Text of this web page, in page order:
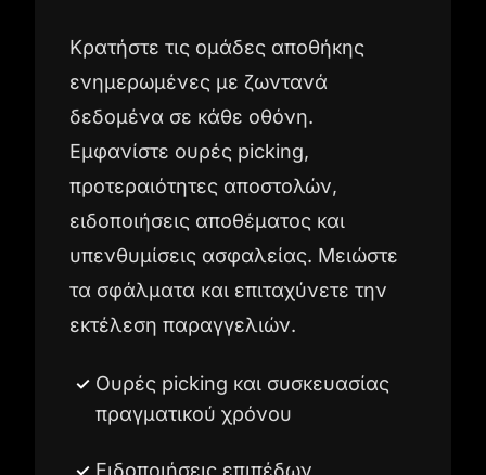
Κρατήστε τις ομάδες αποθήκης
ενημερωμένες με ζωντανά
δεδομένα σε κάθε οθόνη.
Εμφανίστε ουρές picking,
προτεραιότητες αποστολών,
ειδοποιήσεις αποθέματος και
υπενθυμίσεις ασφαλείας. Μειώστε
τα σφάλματα και επιταχύνετε την
εκτέλεση παραγγελιών.
Ουρές picking και συσκευασίας
πραγματικού χρόνου
Ειδοποιήσεις επιπέδων